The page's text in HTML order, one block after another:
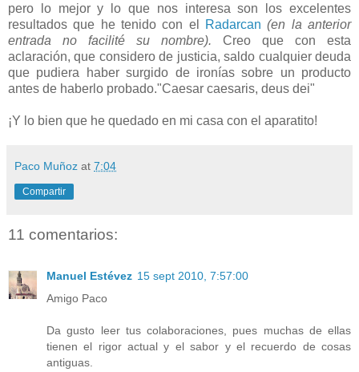
pero lo mejor y lo que nos interesa son los excelentes
resultados que he tenido con el
Radarcan (en la anterior
entrada no facilité su nombre). Creo que con esta
aclaración, que considero de justicia, saldo cualquier deuda
que pudiera haber surgido de ironías sobre un producto
antes de haberlo probado."Caesar caesaris, deus dei"
¡Y lo bien que he quedado en mi casa con el aparatito!
Paco Muñoz at 7:04
Compartir
11 comentarios:
Manuel Estévez 15 sept 2010, 7:57:00
Amigo Paco
Da gusto leer tus colaboraciones, pues muchas de ellas
tienen el rigor actual y el sabor y el recuerdo de cosas
antiguas.